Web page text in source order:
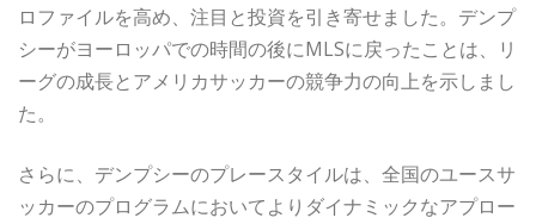
ロファイルを高め、注目と投資を引き寄せました。デンプ
シーがヨーロッパでの時間の後にMLSに戻ったことは、リ
ーグの成長とアメリカサッカーの競争力の向上を示しまし
た。
さらに、デンプシーのプレースタイルは、全国のユースサ
ッカーのプログラムにおいてよりダイナミックなアプロー